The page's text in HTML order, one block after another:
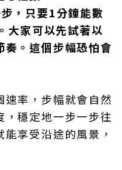
，只要1分鐘能數
大家可以先試著以
奏。這個步幅恐怕會
率，步幅就會自然
穩定地一步一步往
享受沿途的風景，